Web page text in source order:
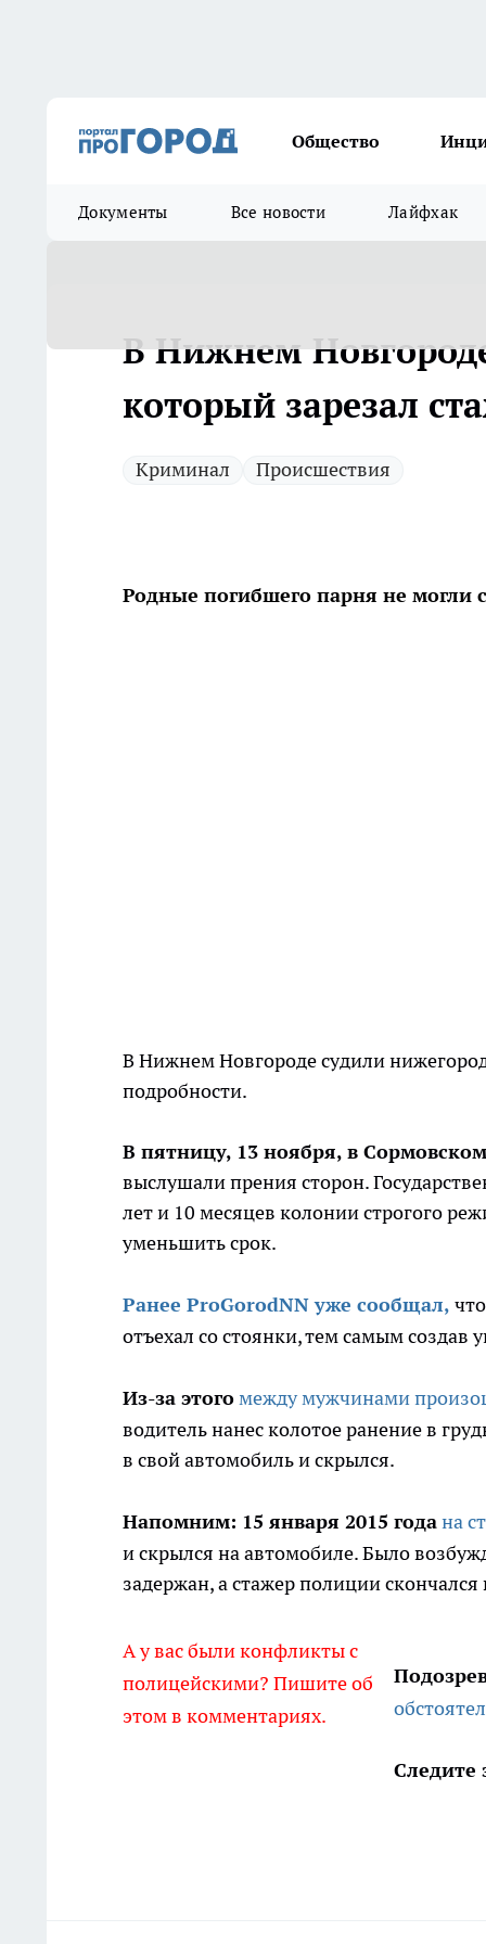
Общество
Документы Все новости Лайфхак
В Нижнем
который зарезал
Криминал Происшествия
Родные погибшего парня не могли
В Нижнем Новгороде судили
подробности.
В пятницу, 13 ноября, в
выслушали прения сторон.
лет и 10 месяцев колонии строгого
уменьшить срок.
Ранее ProGorodNN уже сообщал,
отъехал со стоянки, тем самым создав
Из-за этогомежду мужчинами
водитель нанес колотое ранение в
в свой автомобиль и скрылся.
Напомним: 15 января 2015 годана
и скрылся на автомобиле. Было
задержан, а стажер полиции
А у вас были конфликты с
полицейскими? Пишите об
этом в комментариях.
Следите